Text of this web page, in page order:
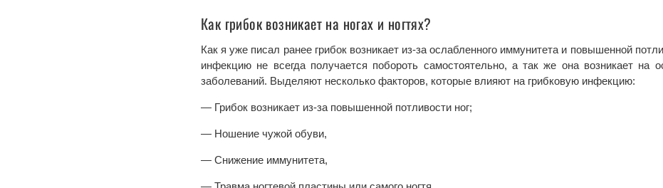
Как грибок возникает на ногах и ногтях?
Как я уже писал ранее грибок возникает из-за ослабленного иммунитета и повышенной
инфекцию не всегда получается побороть самостоятельно, а так же она возникает на
заболеваний. Выделяют несколько факторов, которые влияют на грибковую инфекцию:
— Грибок возникает из-за повышенной потливости ног;
— Ношение чужой обуви,
— Снижение иммунитета,